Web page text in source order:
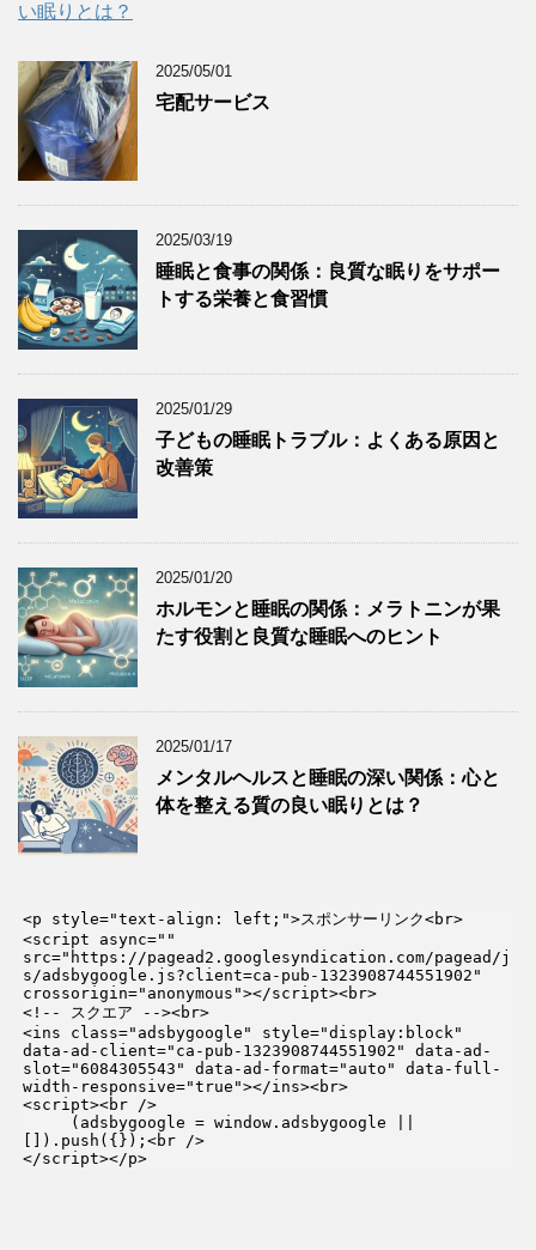
い眠りとは？
2025/05/01
宅配サービス
2025/03/19
睡眠と食事の関係：良質な眠りをサポー
トする栄養と食習慣
2025/01/29
子どもの睡眠トラブル：よくある原因と
改善策
2025/01/20
ホルモンと睡眠の関係：メラトニンが果
たす役割と良質な睡眠へのヒント
2025/01/17
メンタルヘルスと睡眠の深い関係：心と
体を整える質の良い眠りとは？
<p style="text-align: left;">スポンサーリンク<br>
<script async=""
src="https://pagead2.googlesyndication.com/pagead/j
s/adsbygoogle.js?client=ca-pub-1323908744551902"
crossorigin="anonymous"></script><br>
<!-- スクエア --><br>
<ins class="adsbygoogle" style="display:block"
data-ad-client="ca-pub-1323908744551902" data-ad-
slot="6084305543" data-ad-format="auto" data-full-
width-responsive="true"></ins><br>
<script><br />
[]).push({});<br />
</script></p>